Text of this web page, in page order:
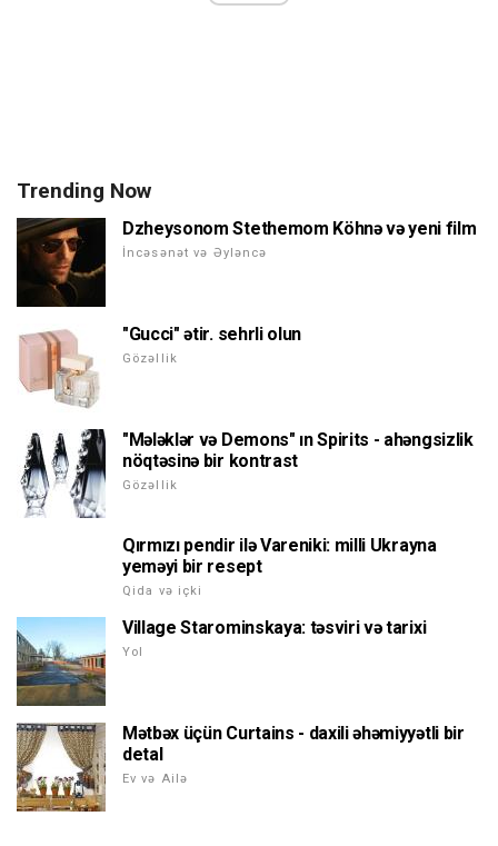
Trending Now
Dzheysonom Stethemom Köhnə və yeni film
İncəsənət və Əyləncə
"Gucci" ətir. sehrli olun
Gözəllik
"Mələklər və Demons" ın Spirits - ahəngsizlik
nöqtəsinə bir kontrast
Gözəllik
Qırmızı pendir ilə Vareniki: milli Ukrayna
yeməyi bir resept
Qida və içki
Village Starominskaya: təsviri və tarixi
Yol
Mətbəx üçün Curtains - daxili əhəmiyyətli bir
detal
Ev və Ailə